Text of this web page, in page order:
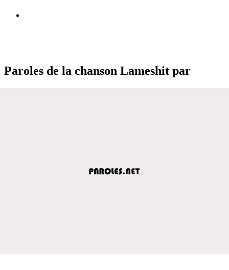
Paroles de la chanson Lameshit par